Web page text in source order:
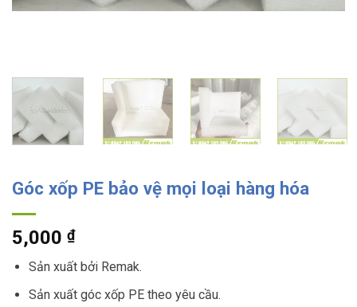
Góc xốp PE bảo vệ mọi loại hàng hóa
5,000 ₫
Sản xuất bởi Remak.
Sản xuất góc xốp PE theo yêu cầu.